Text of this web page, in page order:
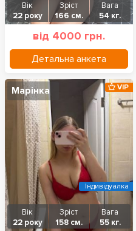
Вік
22 року
Зріст
166 см.
Вага
54 кг.
від 4000 грн.
Детальна анкета
Марінка
Вік
22 року
Зріст
158 см.
Вага
55 кг.
VIP
Індивідуалка